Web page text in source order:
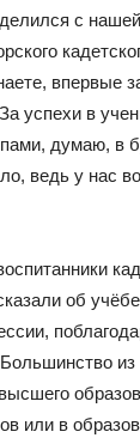
с
впервые
успехи в
думаю, в
ведь у нас
об
или в